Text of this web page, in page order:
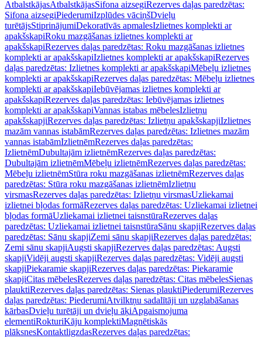
AtbalstkājasAtbalstkājasSifona aizsegiRezerves daļas paredzētas:
Sifona aizsegiPiederumiIzplūdes vāciņšDvieļu
turētājsStiprinājumiDekoratīvās apmalesIzlietnes komplekti ar
apakšskapiRoku mazgāšanas izlietnes komplekti ar
apakšskapiRezerves daļas paredzētas: Roku mazgāšanas izlietnes
komplekti ar apakšskapiIzlietnes komplekti ar apakšskapiRezerves
daļas paredzētas: Izlietnes komplekti ar apakšskapiMēbeļu izlietnes
komplekti ar apakšskapiRezerves daļas paredzētas: Mēbeļu izlietnes
komplekti ar apakšskapiIebūvējamas izlietnes komplekti ar
apakšskapiRezerves daļas paredzētas: Iebūvējamas izlietnes
komplekti ar apakšskapiVannas istabas mēbelesIzlietņu
apakšskapjiRezerves daļas paredzētas: Izlietņu apakšskapjiIzlietnes
mazām vannas istabāmRezerves daļas paredzētas: Izlietnes mazām
vannas istabāmIzlietnēmRezerves daļas paredzētas:
IzlietnēmDubultajām izlietnēmRezerves daļas paredzētas:
Dubultajām izlietnēmMēbeļu izlietnēmRezerves daļas paredzētas:
Mēbeļu izlietnēmStūra roku mazgāšanas izlietnēmRezerves daļas
paredzētas: Stūra roku mazgāšanas izlietnēmIzlietņu
virsmasRezerves daļas paredzētas: Izlietņu virsmasUzliekamai
izlietnei bļodas formāRezerves daļas paredzētas: Uzliekamai izlietnei
bļodas formāUzliekamai izlietnei taisnstūraRezerves daļas
paredzētas: Uzliekamai izlietnei taisnstūraSānu skapjiRezerves daļas
paredzētas: Sānu skapjiZemi sānu skapjiRezerves daļas paredzētas:
Zemi sānu skapjiAugsti skapjiRezerves daļas paredzētas: Augsti
skapjiVidēji augsti skapjiRezerves daļas paredzētas: Vidēji augsti
skapjiPiekaramie skapjiRezerves daļas paredzētas: Piekaramie
skapjiCitas mēbelesRezerves daļas paredzētas: Citas mēbelesSienas
plauktiRezerves daļas paredzētas: Sienas plauktiPiederumiRezerves
daļas paredzētas: PiederumiAtvilktņu sadalītāji un uzglabāšanas
kārbasDvieļu turētāji un dvieļu āķiApgaismojuma
elementiRokturiKāju komplektiMagnētiskās
plāksnesKontaktligzdasRezerves daļas paredzētas: